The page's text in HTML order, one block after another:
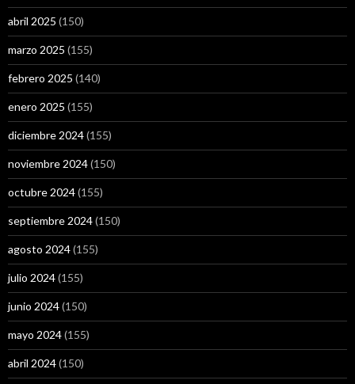
abril 2025 (150)
marzo 2025 (155)
febrero 2025 (140)
enero 2025 (155)
diciembre 2024(155)
noviembre 2024(150)
octubre 2024(155)
septiembre 2024(150)
agosto 2024(155)
julio 2024(155)
junio 2024(150)
mayo 2024(155)
abril 2024(150)